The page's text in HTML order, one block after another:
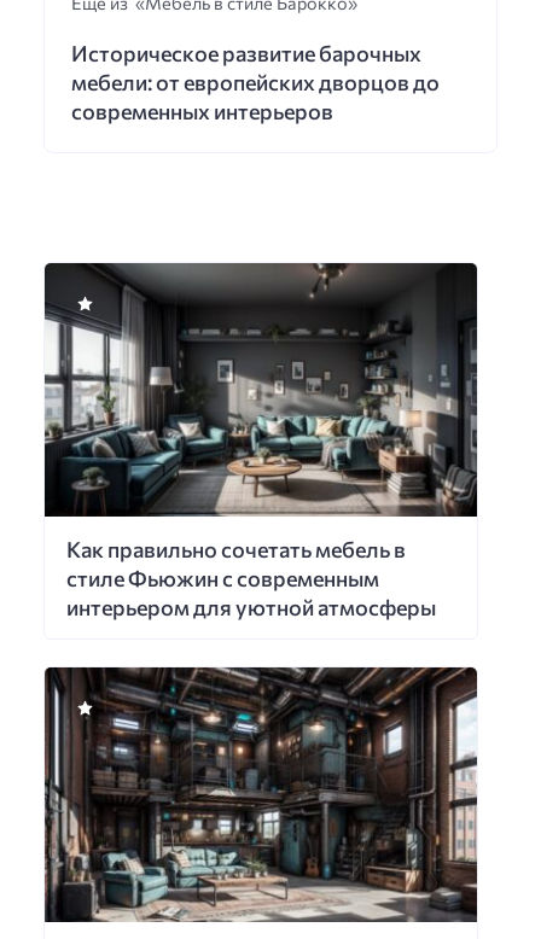
Историческое развитие барочных
мебели: от европейских дворцов до
современных интерьеров
Как правильно сочетать мебель в
стиле Фьюжин с современным
интерьером для уютной атмосферы